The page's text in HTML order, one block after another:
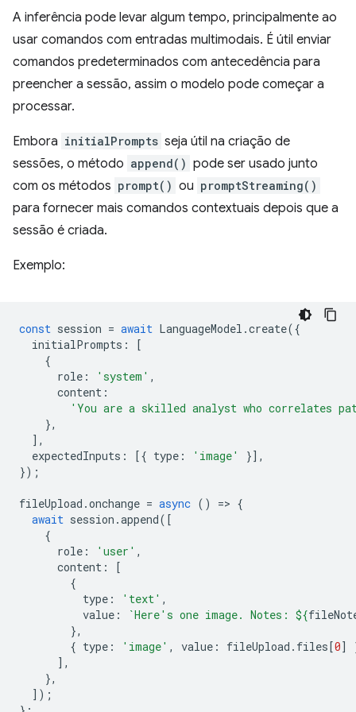
A inferência pode levar algum tempo, principalmente ao
usar comandos com entradas multimodais. É útil enviar
comandos predeterminados com antecedência para
preencher a sessão, assim o modelo pode começar a
processar.
Embora initialPrompts seja útil na criação de
sessões, o método append() pode ser usado junto
com os métodos prompt() ou promptStreaming()
para fornecer mais comandos contextuais depois que a
sessão é criada.
Exemplo:
const session = await LanguageModel .create({
initialPrompts :
[
{
role : 'system' ,
content :
'You are a skilled analyst who correlates
},
],
expectedInputs : [{ type : 'image'
}],
});
fileUpload .onchange = async () => {
await session .append([
{
role : 'user' ,
content :
[
{
type : 'text' ,
value : `Here's one image. Notes: ${
},
{ type : 'image' , value : fileUpload . files[0]
],
},
]);